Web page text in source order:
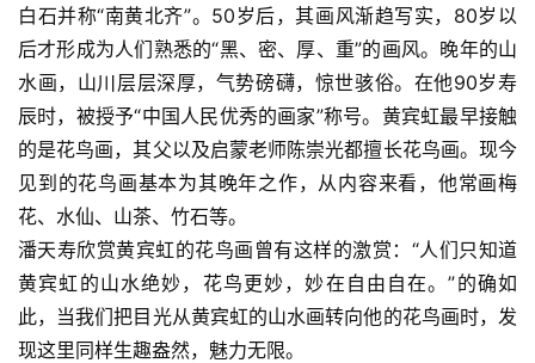
白石并称“南黄北齐”。50岁后，其画风渐趋写实，80岁以
后才形成为人们熟悉的“黑、密、厚、重”的画风。晚年的山
水画，山川层层深厚，气势磅礴，惊世骇俗。在他90岁寿
辰时，被授予“中国人民优秀的画家”称号。黄宾虹最早接触
的是花鸟画，其父以及启蒙老师陈崇光都擅长花鸟画。现今
见到的花鸟画基本为其晚年之作，从内容来看，他常画梅
花、水仙、山茶、竹石等。
潘天寿欣赏黄宾虹的花鸟画曾有这样的激赏：“人们只知道
黄宾虹的山水绝妙，花鸟更妙，妙在自由自在。”的确如
此，当我们把目光从黄宾虹的山水画转向他的花鸟画时，发
现这里同样生趣盎然，魅力无限。